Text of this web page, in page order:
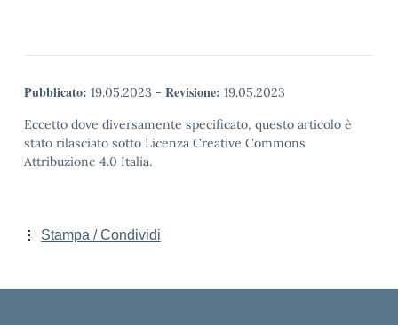
Pubblicato: 19.05.2023 - Revisione: 19.05.2023
Eccetto dove diversamente specificato, questo articolo è
stato rilasciato sotto Licenza Creative Commons
Attribuzione 4.0 Italia.
Stampa / Condividi